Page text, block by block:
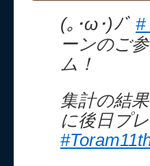
(｡･ω･)ﾉﾞ #
ーンのご
ム！
集計の結
に後日プ